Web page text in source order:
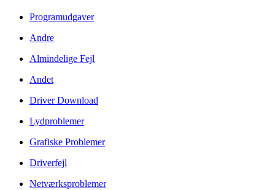
Programudgaver
Andre
Almindelige Fejl
Andet
Driver Download
Lydproblemer
Grafiske Problemer
Driverfejl
Netværksproblemer